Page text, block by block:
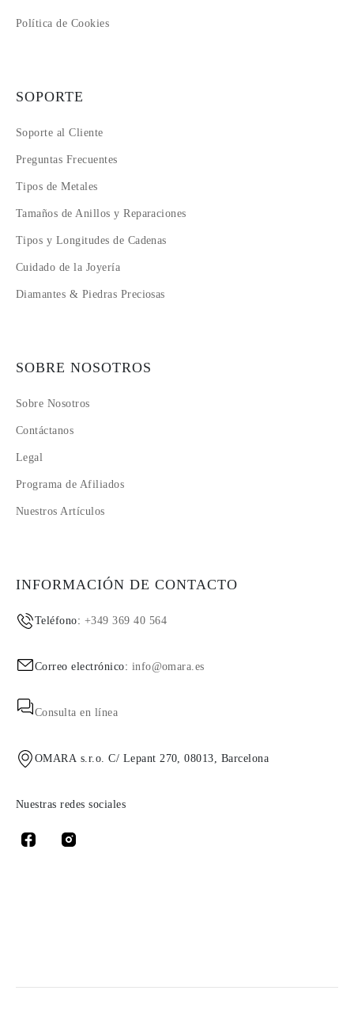
Política de Cookies
SOPORTE
Soporte al Cliente
Preguntas Frecuentes
Tipos de Metales
Tamaños de Anillos y Reparaciones
Tipos y Longitudes de Cadenas
Cuidado de la Joyería
Diamantes & Piedras Preciosas
SOBRE NOSOTROS
Sobre Nosotros
Contáctanos
Legal
Programa de Afiliados
Nuestros Artículos
INFORMACIÓN DE CONTACTO
Teléfono: +349 369 40 564
Correo electrónico: info@omara.es
Consulta en línea
OMARA s.r.o. C/ Lepant 270, 08013, Barcelona
Nuestras redes sociales